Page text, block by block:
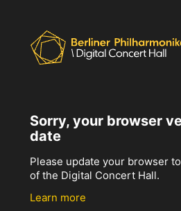
Sorry, your browser
date
Please update your browser
of the Digital Concert Hall.
Learn more